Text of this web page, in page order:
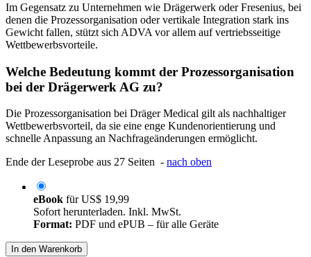
Im Gegensatz zu Unternehmen wie Drägerwerk oder Fresenius, bei
denen die Prozessorganisation oder vertikale Integration stark ins
Gewicht fallen, stützt sich ADVA vor allem auf vertriebsseitige
Wettbewerbsvorteile.
Welche Bedeutung kommt der Prozessorganisation
bei der Drägerwerk AG zu?
Die Prozessorganisation bei Dräger Medical gilt als nachhaltiger
Wettbewerbsvorteil, da sie eine enge Kundenorientierung und
schnelle Anpassung an Nachfrageänderungen ermöglicht.
Ende der Leseprobe aus 27 Seiten - nach oben
eBook fürUS$ 19,99
Sofort herunterladen. Inkl. MwSt.
Format: PDF und ePUB – für alle Geräte
In den Warenkorb